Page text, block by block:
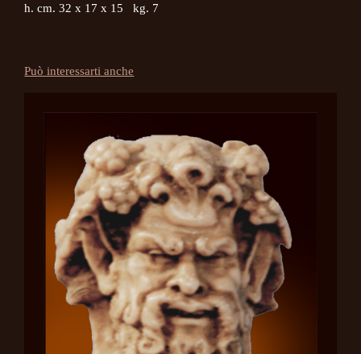
h. cm. 32 x 17 x 15 kg. 7
Può interessarti anche